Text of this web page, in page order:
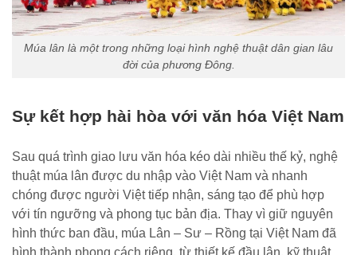
Múa lân là một trong những loại hình nghệ thuật dân gian lâu
đời của phương Đông.
Sự kết hợp hài hòa với văn hóa Việt Nam
Sau quá trình giao lưu văn hóa kéo dài nhiều thế kỷ, nghệ
thuật múa lân được du nhập vào Việt Nam và nhanh
chóng được người Việt tiếp nhận, sáng tạo để phù hợp
với tín ngưỡng và phong tục bản địa. Thay vì giữ nguyên
hình thức ban đầu, múa Lân – Sư – Rồng tại Việt Nam đã